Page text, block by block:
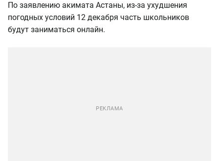
По заявлению акимата Астаны, из-за ухудшения
погодных условий 12 декабря часть школьников
будут заниматься онлайн.